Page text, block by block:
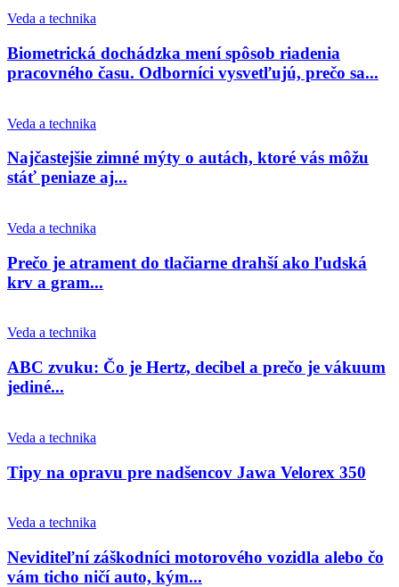
Veda a technika
Biometrická dochádzka mení spôsob riadenia
pracovného času. Odborníci vysvetľujú, prečo sa...
Veda a technika
Najčastejšie zimné mýty o autách, ktoré vás môžu
stáť peniaze aj...
Veda a technika
Prečo je atrament do tlačiarne drahší ako ľudská
krv a gram...
Veda a technika
ABC zvuku: Čo je Hertz, decibel a prečo je vákuum
jediné...
Veda a technika
Tipy na opravu pre nadšencov Jawa Velorex 350
Veda a technika
Neviditeľní záškodníci motorového vozidla alebo čo
vám ticho ničí auto, kým...